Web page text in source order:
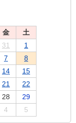
金
土
31
1
7
8
14
15
21
22
28
29
4 5